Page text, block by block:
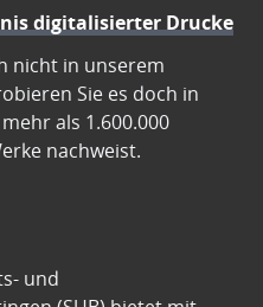
digitalisierter Drucke
nicht in unserem
Sie es doch in
als 1.600.000
nachweist.
und